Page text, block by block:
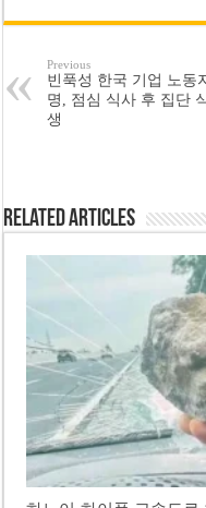
Previous
빈푹성 한국 기업 노동
명, 점심 식사 후 집단
생
Related Articles